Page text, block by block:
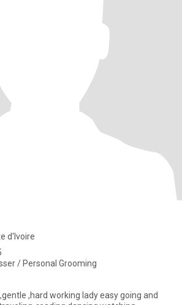
d'Ivoire
/ Personal Grooming
going and